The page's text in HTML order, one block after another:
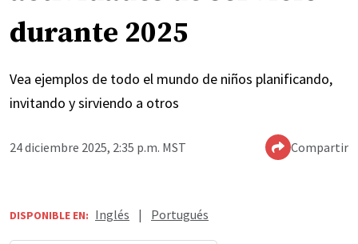
durante 2025
Vea ejemplos de todo el mundo de niños planificando,
invitando y sirviendo a otros
24 diciembre 2025, 2:35 p.m. MST Compartir
DISPONIBLE EN: Inglés | Portugués